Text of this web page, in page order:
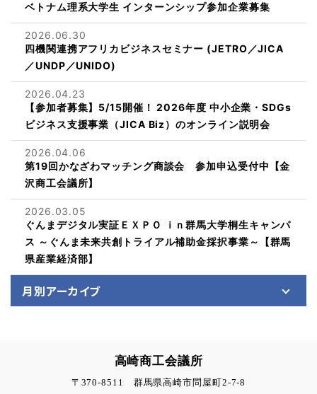
ベトナム理系大学生 インターンシップ参加企業募集
2026.06.30
四機関連携アフリカビジネスセミナー (JETRO／JICA
／UNDP／UNIDO)
2026.04.23
【参加者募集】5/15開催！ 2026年度 中小企業・SDGs
ビジネス支援事業（JICA Biz）のオンライン説明会
2026.04.06
第19回かなざわマッチング商談会 参加申込受付中【金
沢商工会議所】
2026.03.05
ぐんまデジタル実証ＥＸＰＯ ｉｎ群馬大学桐生キャンパ
ス ～ぐんま未来共創トライアル補助金採択事業～【群馬
県産業経済部】
月別アーカイブ
高崎商工会議所
〒370-8511 群馬県高崎市問屋町2-7-8